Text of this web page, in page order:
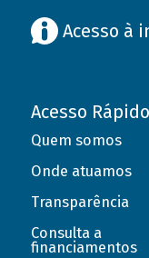
Acesso à
Acesso Rápido
Quem somos
Onde atuamos
Transparência
Consulta a
financiamentos